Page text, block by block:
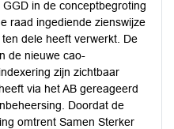
in de conceptbegroting
raad ingediende zienswijze
dele heeft verwerkt. De
de nieuwe cao-
zijn zichtbaar
via het AB gereageerd
Doordat de
omtrent Samen Sterker